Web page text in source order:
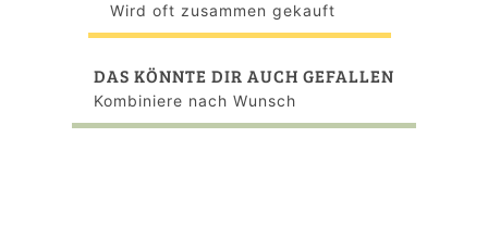
Wird oft zusammen gekauft
DAS KÖNNTE DIR AUCH GEFALLEN
Kombiniere nach Wunsch